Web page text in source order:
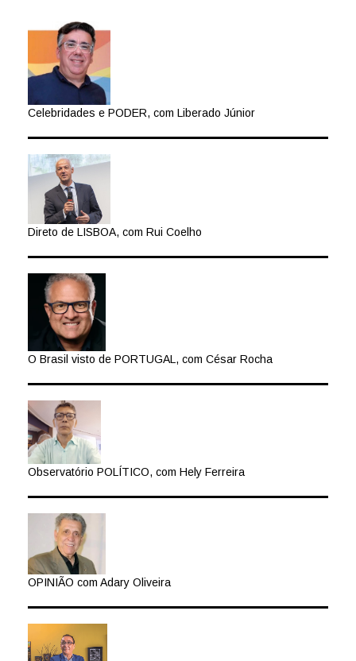
Celebridades e PODER, com Liberado Júnior
Direto de LISBOA, com Rui Coelho
O Brasil visto de PORTUGAL, com César Rocha
Observatório POLÍTICO, com Hely Ferreira
OPINIÃO com Adary Oliveira